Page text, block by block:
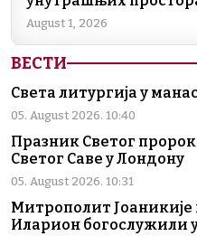
August 1, 2026
ВЕСТИ
Света литургија у
05. August 2026. 10:40
Празник Светог
Светог Саве у Лондону
05. August 2026. 10:31
Митрополит
Иларион богослужили